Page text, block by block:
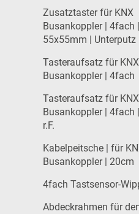
Zusatztaster für KNX
Busankoppler | 4fach |
55x55mm | Unterputz
Tasteraufsatz für KNX
Busankoppler | 4fach
Tasteraufsatz für KNX
Busankoppler | 4fach |
r.F.
Kabelpeitsche | für
Busankoppler | 20cm
4fach Tastsensor-
Abdeckrahmen für